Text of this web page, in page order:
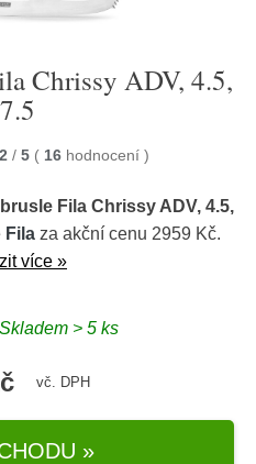
Chrissy ADV, 4.5,
/ 5 ( 16 hodnocení )
Fila Chrissy ADV, 4.5,
Filaza akční cenu 2959 Kč.
více »
> 5 ks
vč. DPH
»